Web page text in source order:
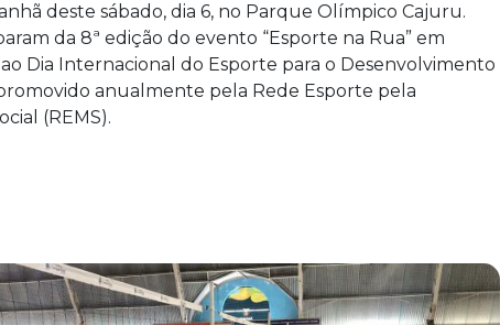
deste sábado, dia 6, no Parque Olímpico Cajuru.
da 8ª edição do evento “Esporte na Rua” em
Dia Internacional do Esporte para o Desenvolvimento
anualmente pela Rede Esporte pela
(REMS).